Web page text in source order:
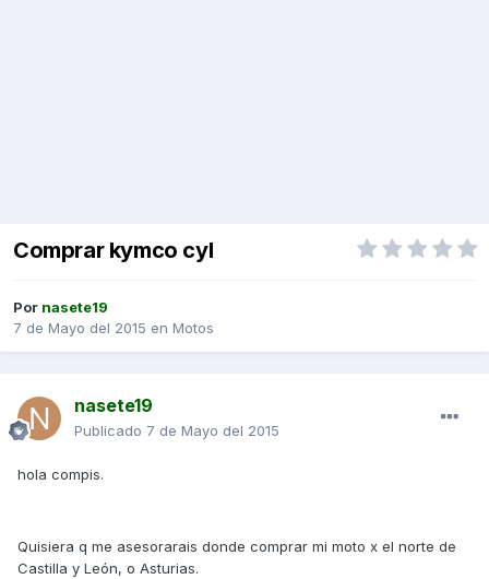
Comprar kymco cyl
Por nasete19
7 de Mayo del 2015 en Motos
nasete19
Publicado 7 de Mayo del 2015
hola compis.
Quisiera q me asesorarais donde comprar mi moto x el norte de
Castilla y León, o Asturias.